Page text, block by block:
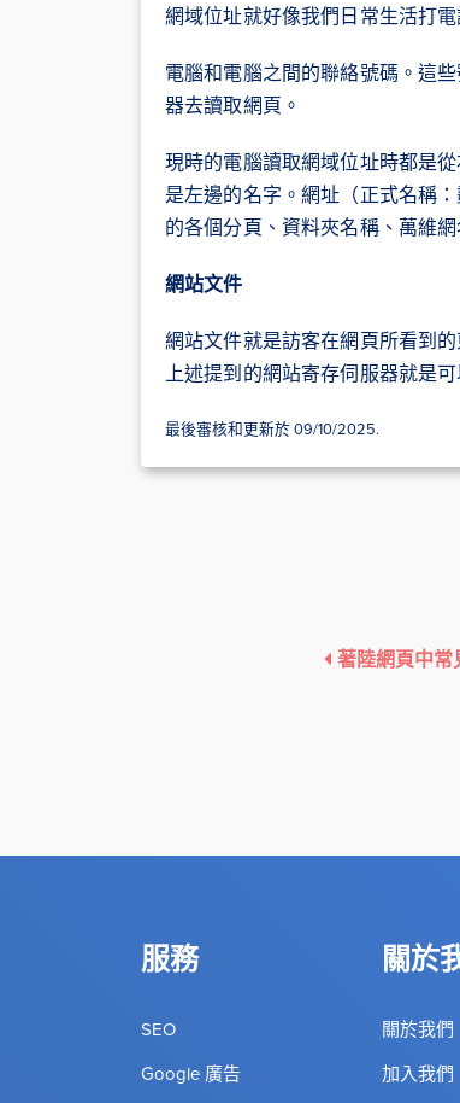
網域位址就好像我們日常生活打
電腦和電腦之間的聯絡號碼。這
器去讀取網頁。
現時的電腦讀取網域位址時都是
是左邊的名字。網址（正式名稱
的各個分頁、資料夾名稱、萬維
網站文件
網站文件就是訪客在網頁所看到
上述提到的網站寄存伺服器就是
最後審核和更新於 09/10/2025.
著陸網頁中常
服務
SEO
Google 廣告
關於
關於我們
加入我們